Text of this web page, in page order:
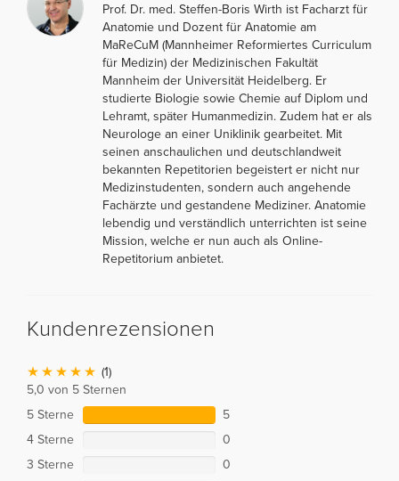
Prof. Dr. med. Steffen-Boris Wirth ist Facharzt für
Anatomie und Dozent für Anatomie am
MaReCuM (Mannheimer Reformiertes Curriculum
für Medizin) der Medizinischen Fakultät
Mannheim der Universität Heidelberg. Er
studierte Biologie sowie Chemie auf Diplom und
Lehramt, später Humanmedizin. Zudem hat er als
Neurologe an einer Uniklinik gearbeitet. Mit
seinen anschaulichen und deutschlandweit
bekannten Repetitorien begeistert er nicht nur
Medizinstudenten, sondern auch angehende
Fachärzte und gestandene Mediziner. Anatomie
lebendig und verständlich unterrichten ist seine
Mission, welche er nun auch als Online-
Repetitorium anbietet.
Kundenrezensionen
(1)
5,0 von 5 Sternen
5 Sterne
5
4 Sterne
0
3 Sterne
0